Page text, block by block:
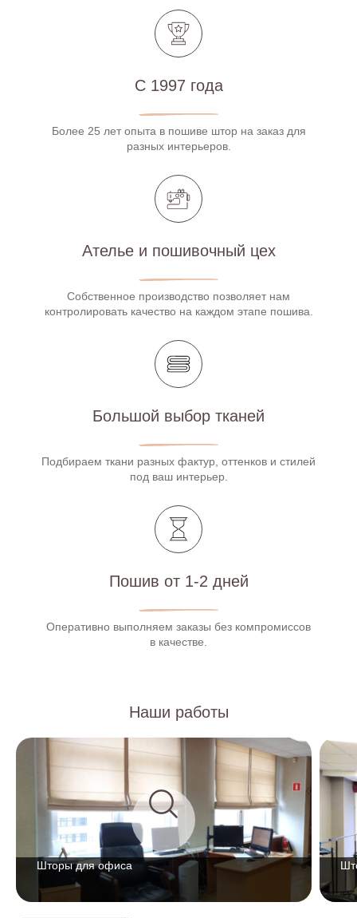
С 1997 года
Более 25 лет опыта в пошиве штор на заказ для
разных интерьеров.
Ателье и пошивочный цех
Собственное производство позволяет нам
контролировать качество на каждом этапе пошива.
Большой выбор тканей
Подбираем ткани разных фактур, оттенков и стилей
под ваш интерьер.
Пошив от 1-2 дней
Оперативно выполняем заказы без компромиссов
в качестве.
Наши работы
Шторы для офиса